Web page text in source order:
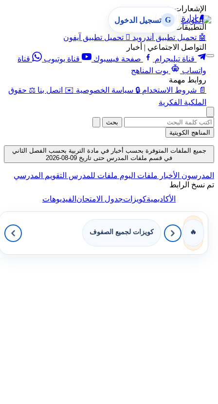
الإشعارات
🔔 إدارة الإشعارات
التطبيقات
🤖 تحميل تطبيق أندرويد  تحميل تطبيق آيفون
التواصل الاجتماعي | أخبار
قناة تيليجرام
صفحة فيسبوك قناة يوتيوب
قناة
واتساب
بوت المناهج
روابط مهمة
📄 شروط الاستخدام 🔒 سياسة الخصوصية ✉️ اتصل بنا ⚖️ حقوق
الملكية الفكرية
G تسجيل الدخول
بحث
المناهج الكويتية
جميع الملفات المتوفرة بحسب أخبار في مادة التربية بحسب الفصل الثاني
في قسم ملفات المدرس حتى تاريخ 09-08-2026
المدرسون الأخبار ملفات اليوم ملفات للمدرس التقويم المدرسي
تم نسخ الرابط
الأكاديميةكويزاتجدول الامتحانالفيديوهات
🔥 كويزات لجميع الصفوف